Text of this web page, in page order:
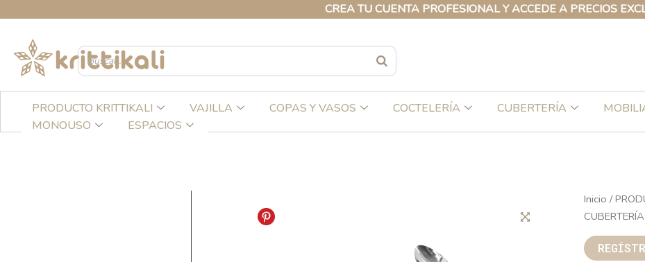
CREA TU CUENTA PROFESIONAL Y ACCEDE A PRECIOS
contenido
PRODUCTO KRITTIKALI VAJILLA COPAS Y VASOS COCTELERÍA CUBERTERÍA
MONOUSO
ESPACIOS
Inicio /
CUBERTERÍA